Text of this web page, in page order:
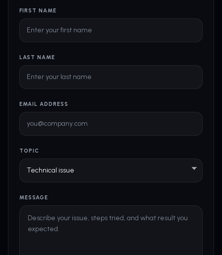
FIRST NAME
LAST NAME
EMAIL ADDRESS
TOPIC
MESSAGE